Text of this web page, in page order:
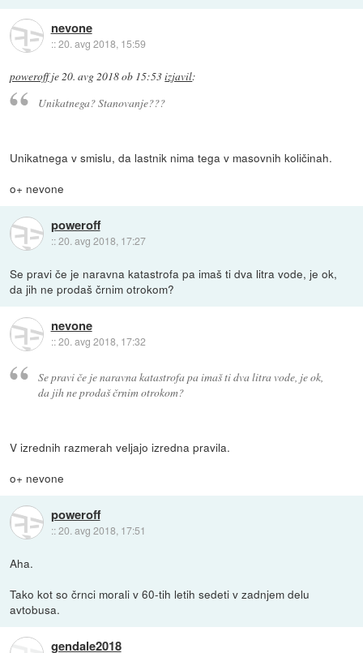
nevone
::20. avg 2018, 15:59
poweroffje 20. avg 2018 ob 15:53izjavil:
Unikatnega? Stanovanje???
Unikatnega v smislu, da lastnik nima tega v masovnih količinah.
o+ nevone
poweroff
::20. avg 2018, 17:27
Se pravi če je naravna katastrofa pa imaš ti dva litra vode, je ok,
da jih ne prodaš črnim otrokom?
nevone
::20. avg 2018, 17:32
Se pravi če je naravna katastrofa pa imaš ti dva litra vode, je ok,
da jih ne prodaš črnim otrokom?
V izrednih razmerah veljajo izredna pravila.
o+ nevone
poweroff
::20. avg 2018, 17:51
Aha.
Tako kot so črnci morali v 60-tih letih sedeti v zadnjem delu
avtobusa.
gendale2018